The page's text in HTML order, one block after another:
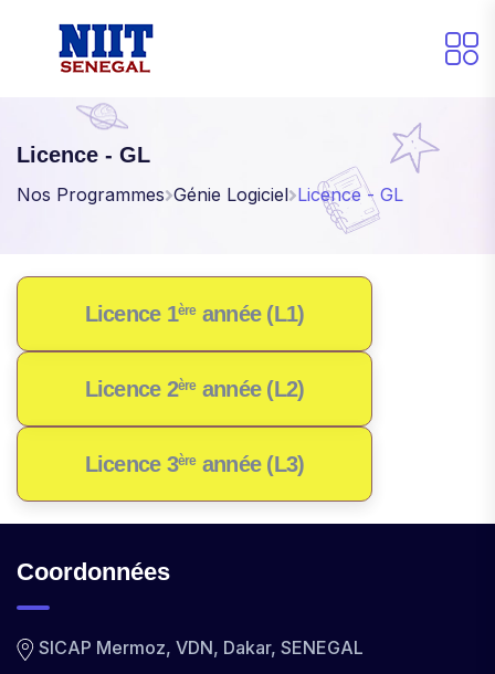
Licence - GL
Nos Programmes Génie Logiciel Licence - GL
Licence 1èreannée (L1)
Licence 2èreannée (L2)
Licence 3èreannée (L3)
Coordonnées
SICAP Mermoz, VDN, Dakar, SENEGAL